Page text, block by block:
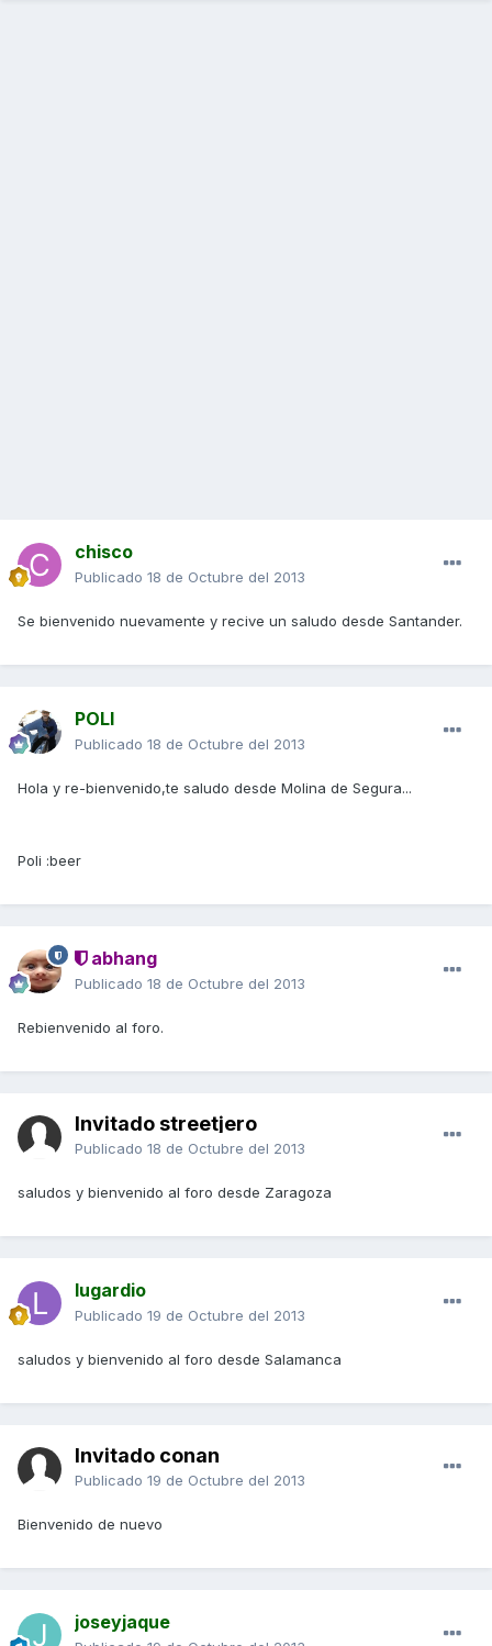
chisco
Publicado 18 de Octubre del 2013
Se bienvenido nuevamente y recive un saludo desde Santander.
POLI
Publicado 18 de Octubre del 2013
Hola y re-bienvenido,te saludo desde Molina de Segura...
Poli :beer
abhang
Publicado 18 de Octubre del 2013
Rebienvenido al foro.
Invitado streetjero
Publicado 18 de Octubre del 2013
saludos y bienvenido al foro desde Zaragoza
lugardio
Publicado 19 de Octubre del 2013
saludos y bienvenido al foro desde Salamanca
Invitado conan
Publicado 19 de Octubre del 2013
Bienvenido de nuevo
joseyjaque